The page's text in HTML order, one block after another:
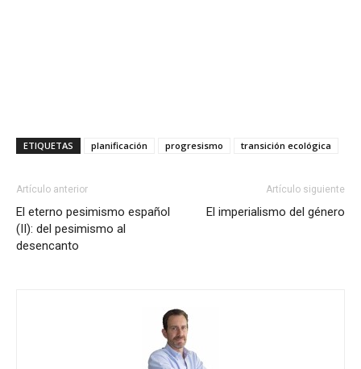
ETIQUETAS planificación progresismo transición ecológica
Artículo anterior
El eterno pesimismo español
(II): del pesimismo al
desencanto
Artículo siguiente
El imperialismo del género